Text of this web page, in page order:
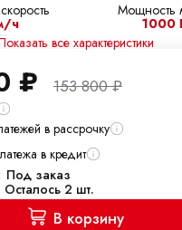
ч
Мощность
1000
все характеристики
₽ 153 800₽
в рассрочку
в кредит
Под заказ
Осталось 2 шт.
В корзину